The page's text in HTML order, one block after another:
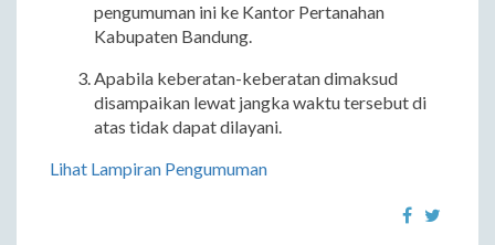
pengumuman ini ke Kantor Pertanahan
Kabupaten Bandung.
Apabila keberatan-keberatan dimaksud
disampaikan lewat jangka waktu tersebut di
atas tidak dapat dilayani.
Lihat Lampiran Pengumuman